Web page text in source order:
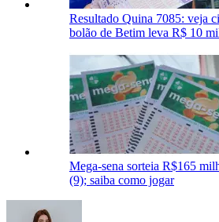
Resultado Quina 7085: veja
bolão de Betim leva R$ 10
Mega-sena sorteia R$165
(9); saiba como jogar